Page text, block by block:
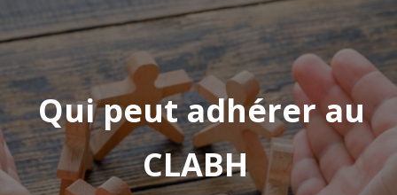
Qui peut adhérer au
CLABH